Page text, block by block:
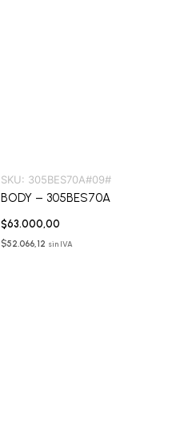
SKU: 305BES70A#09#
BODY – 305BES70A
$63.000,00
$52.066,12 sin IVA